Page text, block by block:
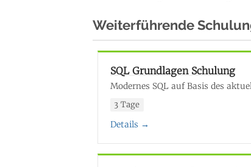
Weiterführende
SQL Grundlagen Schulung
Modernes SQL auf Basis des
3 Tage
Details →